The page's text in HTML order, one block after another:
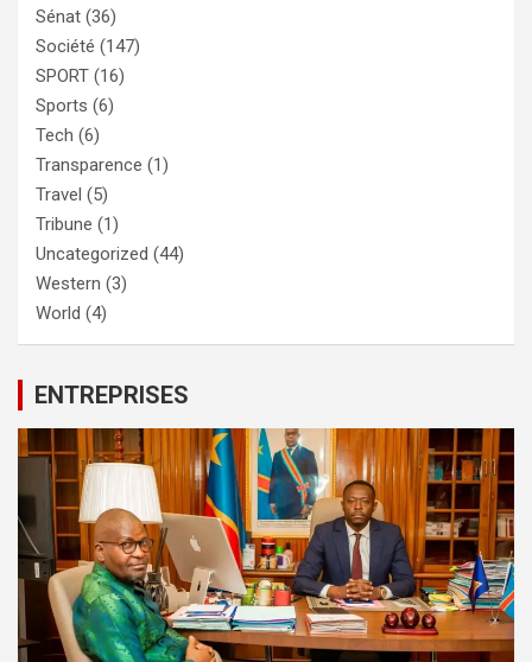
Sénat (36)
Société (147)
SPORT (16)
Sports (6)
Tech (6)
Transparence (1)
Travel (5)
Tribune (1)
Uncategorized (44)
Western (3)
World (4)
ENTREPRISES